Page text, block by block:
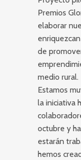
Premios
elaborar
de
medio rural.
Estamos
la iniciativa
octubre y
estarán
hemos